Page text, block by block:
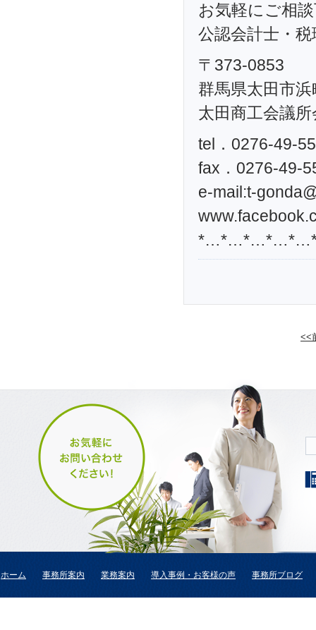
お気軽にご相
公認会計士・
〒373-0853
群馬県太田市
太田商工会議
tel．0276-49-
fax．0276-49-
e-mail:t-
<<
ホーム 事務所案内 業務案内 導入事例・お客様の声 事務所ブログ